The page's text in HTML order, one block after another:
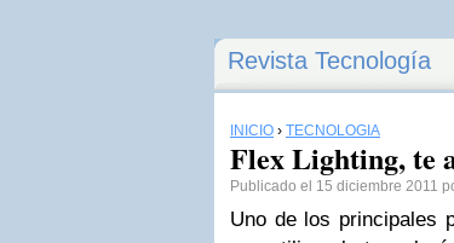
Revista Tecnología
INICIO › TECNOLOGÍA
Flex Lighting, te
Publicado el 15 diciembre 2011
Uno de los principales